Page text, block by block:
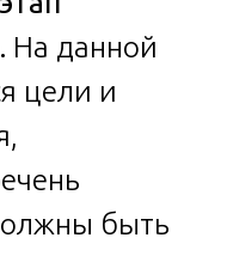
На данной
цели и
быть